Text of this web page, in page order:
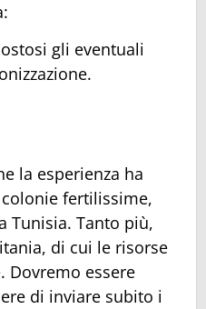
gli eventuali
la esperienza ha
fertilissime,
Tunisia. Tanto più,
di cui le risorse
Dovremo essere
di inviare subito i